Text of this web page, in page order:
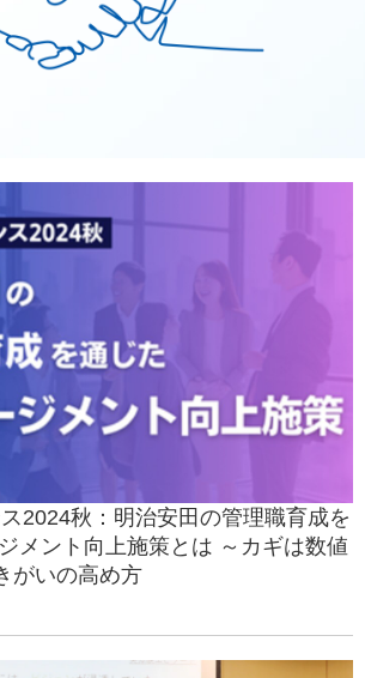
2024秋：明治安田の管理職育成を
メント向上施策とは ～カギは数値
がいの高め方